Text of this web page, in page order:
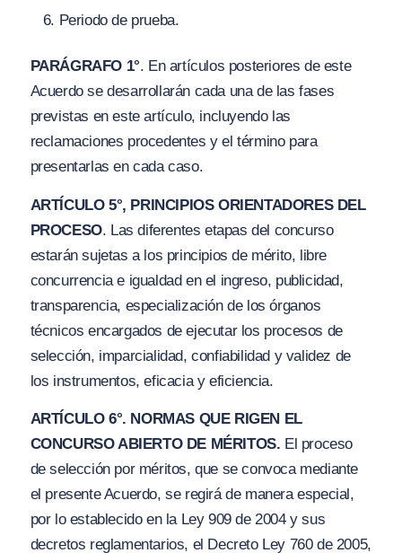
Periodo de prueba.
PARÁGRAFO 1°. En artículos posteriores de este
Acuerdo se desarrollarán cada una de las fases
previstas en este artículo, incluyendo las
reclamaciones procedentes y el término para
presentarlas en cada caso.
ARTÍCULO 5°, PRINCIPIOS ORIENTADORES DEL
PROCESO. Las diferentes etapas del concurso
estarán sujetas a los principios de mérito, libre
concurrencia e igualdad en el ingreso, publicidad,
transparencia, especialización de los órganos
técnicos encargados de ejecutar los procesos de
selección, imparcialidad, confiabilidad y validez de
los instrumentos, eficacia y eficiencia.
ARTÍCULO 6°. NORMAS QUE RIGEN EL
CONCURSO ABIERTO DE MÉRITOS. El proceso
de selección por méritos, que se convoca mediante
el presente Acuerdo, se regirá de manera especial,
por lo establecido en la Ley 909 de 2004 y sus
decretos reglamentarios, el Decreto Ley 760 de 2005,